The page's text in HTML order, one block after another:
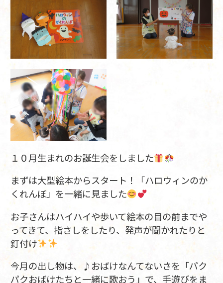
１０月生まれのお誕生会をしました
まずは大型絵本からスタート！「ハロウィンのか
くれんぼ」を一緒に見ました
お子さんはハイハイや歩いて絵本の目の前までや
ってきて、指さしをしたり、発声が聞かれたりと
釘付け
今月の出し物は、♪おばけなんてないさを「パク
パクおばけたちと一緒に歌おう」で、手遊びをま